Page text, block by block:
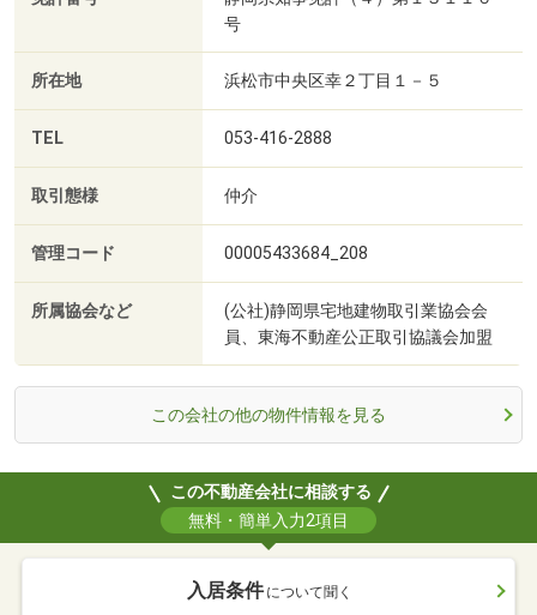
号
所在地 浜松市中央区幸２丁目１－５
TEL 053-416-2888
取引態様 仲介
管理コード 00005433684_208
所属協会など
(公社)静岡県宅地建物取引業協会会
員、東海不動産公正取引協議会加盟
この会社の他の物件情報を見る
この不動産会社に相談する
無料・簡単入力2項目
入居条件 について聞く